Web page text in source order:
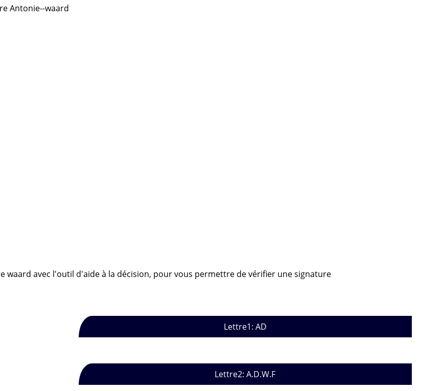
waard avec l'outil d'aide à la décision, pour vous permettre de vérifier une signature
Lettre1: AD
Lettre2: A.D.W.F